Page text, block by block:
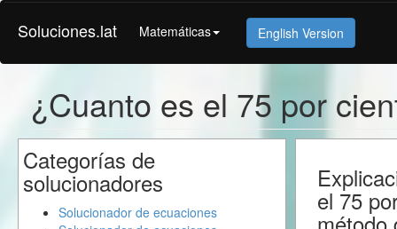
Soluciones.lat Matemáticas English Version
¿Cuanto es el 75 por
el 75
Categorías de
solucionadores
Solucionador de ecuaciones